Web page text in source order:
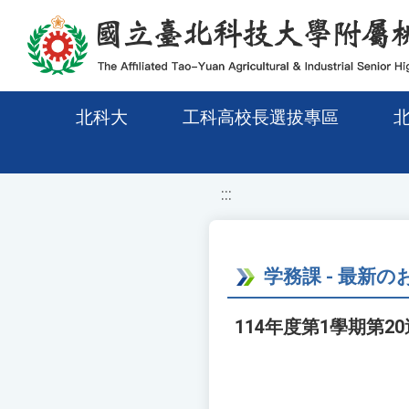
移至網頁之主要內容區位置
北科大 工科高校長選拔專區
:::
学務課 - 最新の
114年度第1學期第